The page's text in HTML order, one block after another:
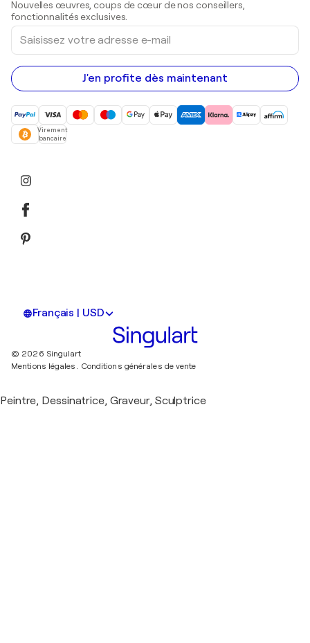
Peintures acryliques
Nouvelles œuvres, coups de cœur de nos conseillers,
fonctionnalités exclusives.
Saisissez
votre
adresse
e-
mail
J'en profite dès maintenant
Virement
bancaire
Français | USD
© 2026 Singulart
Mentions légales. Conditions générales de vente
Peintre, Dessinatrice, Graveur, Sculptrice